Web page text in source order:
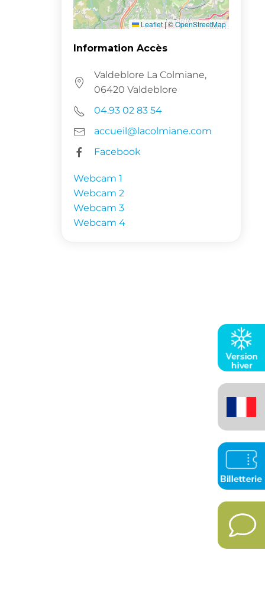
Leaflet|©OpenStreetMap
Information Accès
Valdeblore La Colmiane,
06420 Valdeblore
04.93 02 83 54
accueil@lacolmiane.com
Facebook
Webcam 1
Webcam 2
Webcam 3
Webcam 4